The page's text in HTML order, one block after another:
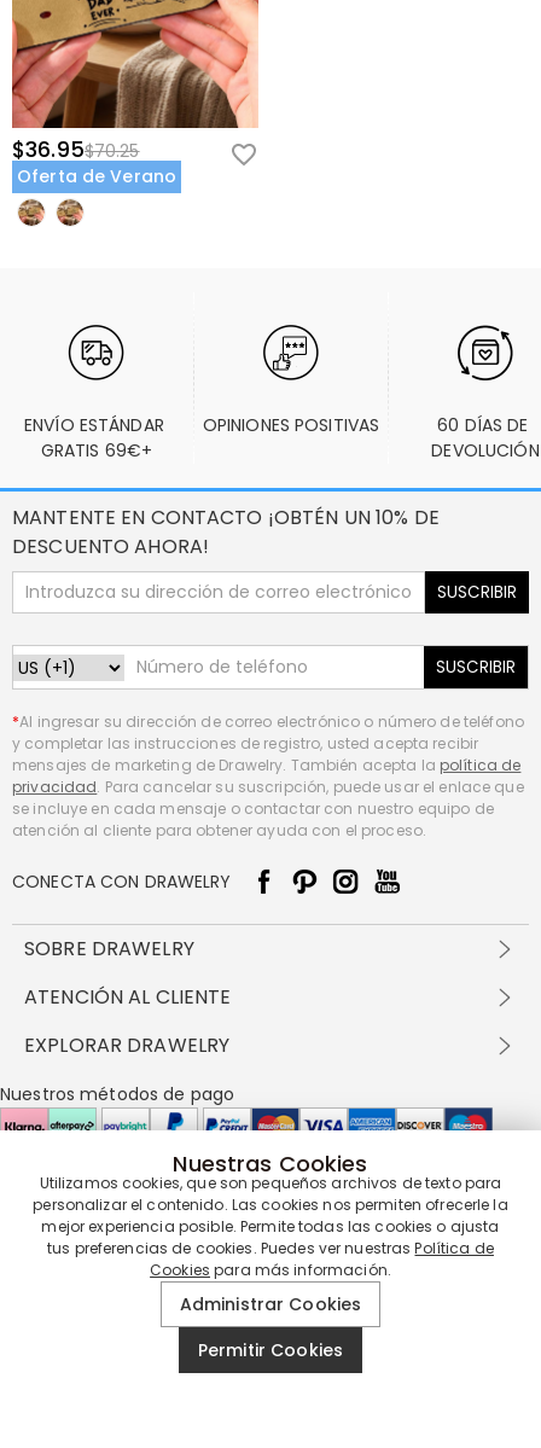
$36.95$70.25
Oferta de Verano
ENVÍO ESTÁNDAR
GRATIS 69€+
OPINIONES POSITIVAS
60 DÍAS DE
DEVOLUCIÓN
MANTENTE EN CONTACTO ¡OBTÉN UN 10% DE
DESCUENTO AHORA!
SUSCRIBIR
SUSCRIBIR
*Al ingresar su dirección de correo electrónico o número de teléfono
y completar las instrucciones de registro, usted acepta recibir
mensajes de marketing de Drawelry. También acepta la política de
privacidad. Para cancelar su suscripción, puede usar el enlace que
se incluye en cada mensaje o contactar con nuestro equipo de
atención al cliente para obtener ayuda con el proceso.
CONECTA CON DRAWELRY
SOBRE DRAWELRY
Sobre nosotros
política de privacidad
Preguntas frecuentes
ATENCIÓN AL CLIENTE
Envío y entrega
Devolución en 60 días
Cómo cuidar
EXPLORAR DRAWELRY
Drawelry Prime
Programa de Recompensas
Nuestros métodos de pago
Nuestros socios de entrega
Nuestra garantía de servicio
DrawelryReservados todos los derechos.
Nuestras Cookies
Utilizamos cookies, que son pequeños archivos de texto para
personalizar el contenido. Las cookies nos permiten ofrecerle la
mejor experiencia posible. Permite todas las cookies o ajusta
tus preferencias de cookies. Puedes ver nuestrasPolítica de
Cookies para más información.
Administrar Cookies
Permitir Cookies